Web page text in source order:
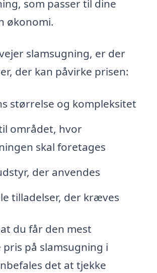
som passer til dine
økonomi.
slamsugning, er der
der kan påvirke prisen:
størrelse og kompleksitet
området, hvor
skal foretages
der anvendes
tilladelser, der kræves
du får den mest
på slamsugning i
det at tjekke